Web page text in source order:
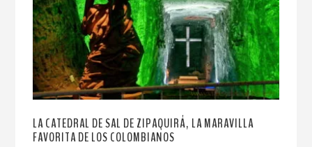
LA CATEDRAL DE SAL DE ZIPAQUIRÁ, LA MARAVILLA
FAVORITA DE LOS COLOMBIANOS